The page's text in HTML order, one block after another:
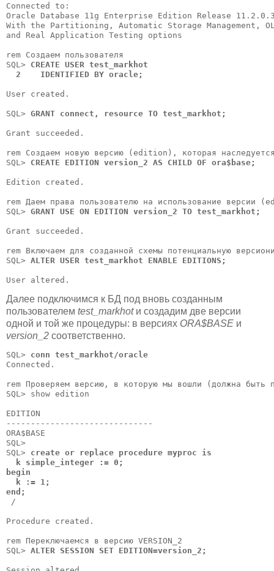
Connected to:
Oracle Database 11g Enterprise Edition Release
With the Partitioning, Automatic Storage Management,
and Real Application Testing options
rem Coздаем пользователя
SQL> CREATE USER test_markhot
  2    IDENTIFIED BY oracle;
User created.
SQL> GRANT connect, resource TO test_markhot;
Grant succeeded.
rem Coздаем новую версию (edition), которая наследуется
SQL> CREATE EDITION version_2 AS CHILD OF ora$base;
Edition created.
rem Даем права пользователю на использование версии
SQL> GRANT USE ON EDITION version_2 TO test_markhot;
Grant succeeded.
rem Включаем для созданной схемы потенциальную
SQL> ALTER USER test_markhot ENABLE EDITIONS;
Далее подключимся к БД под вновь созданным
пользователем test_markhotи создадим две версии
одной и той же процедуры: в версиях ORA$BASE и
version_2 соответственно.
SQL> conn test_markhot/oracle
Connected.
rem Проверяем версию, в которую мы вошли (должна быть
SQL> show edition
EDITION
------------------------------
ORA$BASE
SQL>
SQL> create or replace procedure myproc is
  k simple_integer := 0;
begin
  k := 1;
end;
/
Procedure created.
rem Переключаемся в версию VERSION_2
SQL> ALTER SESSION SET EDITION=version_2;